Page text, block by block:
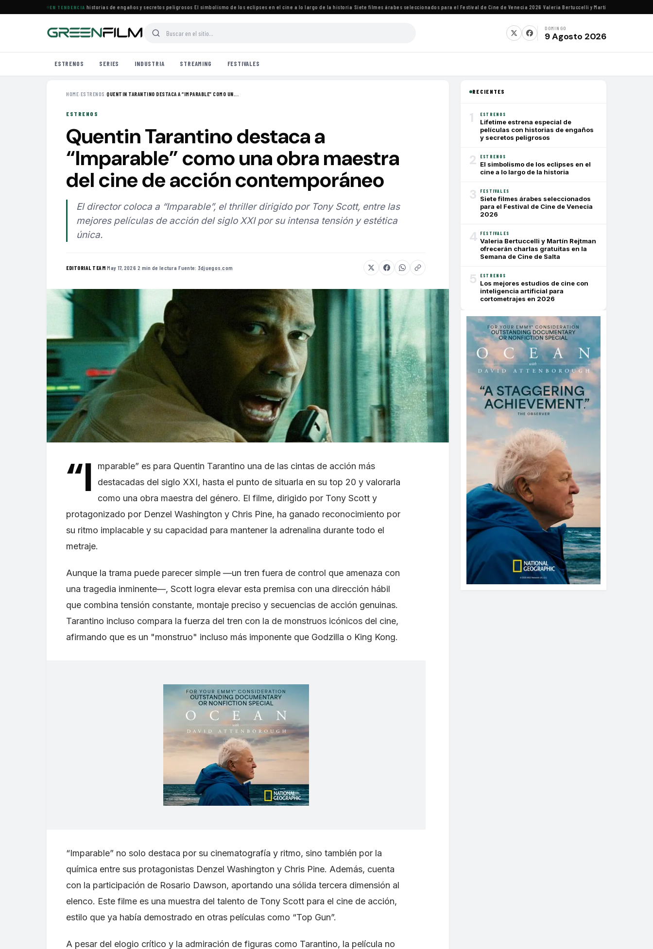
EN TENDENCIA
especial de películas con historias de engaños y secretos peligrosos·El simbolismo de los eclipses en el cine a lo largo de la historia·Siete filmes árabes seleccionados para el Festival de Cine de Venecia 2026·Valeria Bertuccelli y Martín Rejtman ofrecerán
DOMINGO
9 Agosto 2026
ESTRENOS SERIES INDUSTRIA STREAMING FESTIVALES
HOME›ESTRENOS ›QUENTIN TARANTINO DESTACA A “IMPARABLE” COMO UN...
ESTRENOS
Quentin Tarantino destaca a
“Imparable” como una obra maestra
del cine de acción contemporáneo
El director coloca a “Imparable”, el thriller dirigido por Tony Scott, entre las
mejores películas de acción del siglo XXI por su intensa tensión y estética
única.
EDITORIAL TEAM·May 17, 2026·2 min de lectura·Fuente: 3djuegos.com
“I
mparable” es para Quentin Tarantino una de las cintas de acción más
destacadas del siglo XXI, hasta el punto de situarla en su top 20 y valorarla
como una obra maestra del género. El filme, dirigido por Tony Scott y
protagonizado por Denzel Washington y Chris Pine, ha ganado reconocimiento por
su ritmo implacable y su capacidad para mantener la adrenalina durante todo el
metraje.
Aunque la trama puede parecer simple —un tren fuera de control que amenaza con
una tragedia inminente—, Scott logra elevar esta premisa con una dirección hábil
que combina tensión constante, montaje preciso y secuencias de acción genuinas.
Tarantino incluso compara la fuerza del tren con la de monstruos icónicos del cine,
afirmando que es un "monstruo" incluso más imponente que Godzilla o King Kong.
“Imparable” no solo destaca por su cinematografía y ritmo, sino también por la
química entre sus protagonistas Denzel Washington y Chris Pine. Además, cuenta
con la participación de Rosario Dawson, aportando una sólida tercera dimensión al
elenco. Este filme es una muestra del talento de Tony Scott para el cine de acción,
estilo que ya había demostrado en otras películas como “Top Gun”.
A pesar del elogio crítico y la admiración de figuras como Tarantino, la película no
RECIENTES
1 ESTRENOS
Lifetime estrena especial de
películas con historias de engaños
y secretos peligrosos
2 ESTRENOS
El simbolismo de los eclipses en el
cine a lo largo de la historia
3 FESTIVALES
Siete filmes árabes seleccionados
para el Festival de Cine de Venecia
2026
4 FESTIVALES
Valeria Bertuccelli y Martín Rejtman
ofrecerán charlas gratuitas en la
Semana de Cine de Salta
5 ESTRENOS
Los mejores estudios de cine con
inteligencia artificial para
cortometrajes en 2026